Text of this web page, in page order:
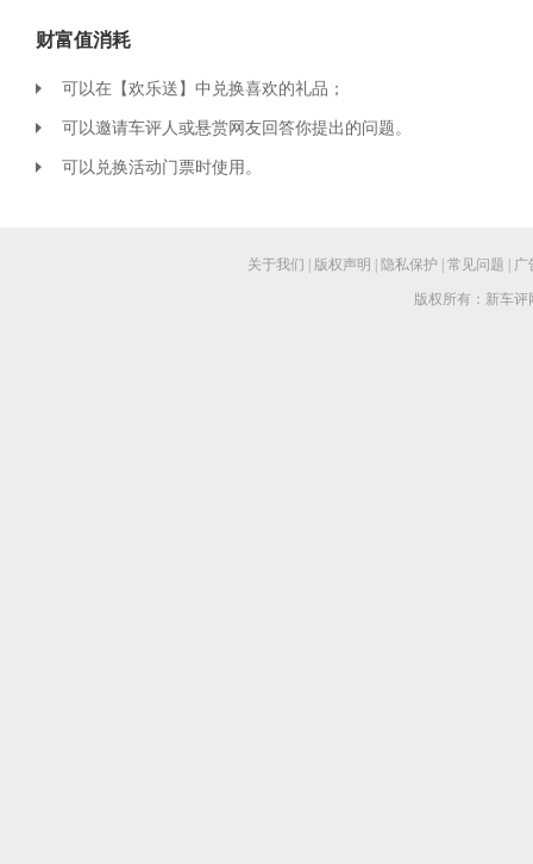
财富值消耗
可以在【欢乐送】中兑换喜欢的礼品；
可以邀请车评人或悬赏网友回答你提出的问题。
可以兑换活动门票时使用。
关于我们 版权声明 隐私保护 常见问题 广
版权所有：新车评